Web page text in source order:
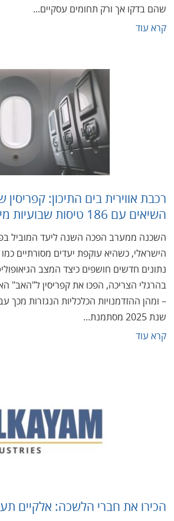
שהם בדקו אך ורק תחומים עסקיים...
קרא עוד
רכבת אווירית בים התיכון:
השיאים עם 186 טיסות שבועיות מישראל ב-2025
השכנה ממערב הפכה השנה ליעד המוביל
הישראלי, כשהיא עוקפת יעדים מסורתיים כמו
נתונים חדשים חושפים כיצד המצב
בהרגלי הצריכה, הפכו את קפריסין ל"האב"
– ומהן ההזדמנויות הכלכליות הנגזרות מכך
שנת 2025 מסתמנת...
קרא עוד
הכירו את חברי הלשכה: אלקיים